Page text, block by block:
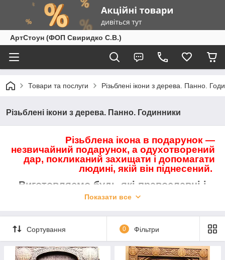
АртСтоун (ФОП Свиридко С.В.)
Товари та послуги Різьблені ікони з дерева. Панно.
Різьблені ікони з дерева. Панно. Годинники
Різьблена ікона в подарунок ―
незвичайний подарунок, а одухотворений
дар, покликаний захищати і допомагати
людині, якій він піднесений.
Виготовляємо будь-які православні і
католицькі різьблені ікони з дерева під
Показати все
Сортування 0 Фільтри